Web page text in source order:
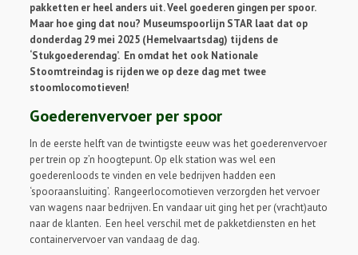
pakketten er heel anders uit. Veel goederen gingen per spoor.
Maar hoe ging dat nou? Museumspoorlijn STAR laat dat op
donderdag 29 mei 2025 (Hemelvaartsdag) tijdens de
‘Stukgoederendag’. En omdat het ook Nationale
Stoomtreindag is rijden we op deze dag met twee
stoomlocomotieven!
Goederenvervoer per spoor
In de eerste helft van de twintigste eeuw was het goederenvervoer
per trein op z’n hoogtepunt. Op elk station was wel een
goederenloods te vinden en vele bedrijven hadden een
‘spooraansluiting’. Rangeerlocomotieven verzorgden het vervoer
van wagens naar bedrijven. En vandaar uit ging het per (vracht)auto
naar de klanten. Een heel verschil met de pakketdiensten en het
containervervoer van vandaag de dag.